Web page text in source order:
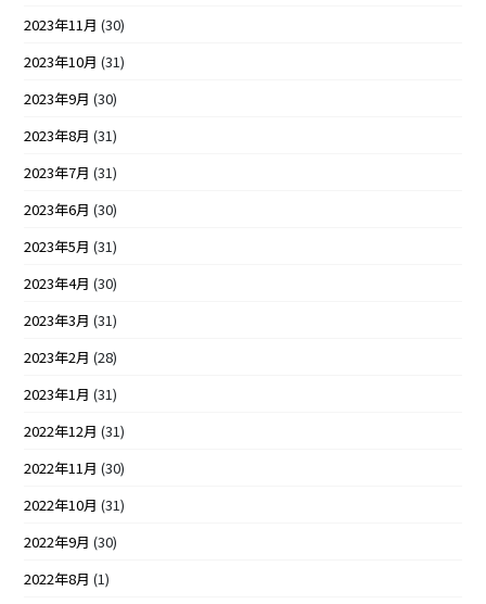
2023年11月 (30)
2023年10月 (31)
2023年9月 (30)
2023年8月 (31)
2023年7月 (31)
2023年6月 (30)
2023年5月 (31)
2023年4月 (30)
2023年3月 (31)
2023年2月 (28)
2023年1月 (31)
2022年12月 (31)
2022年11月 (30)
2022年10月 (31)
2022年9月 (30)
2022年8月 (1)